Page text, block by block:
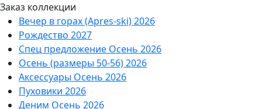
Заказ коллекции
Вечер в горах (Apres-ski) 2026
Рождество 2027
Спец предложение Осень 2026
Осень (размеры 50-56) 2026
Аксессуары Осень 2026
Пуховики 2026
Деним Осень 2026